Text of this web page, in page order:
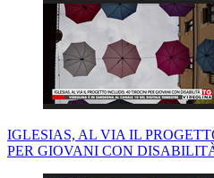
IGLESIAS, AL VIA IL
PER GIOVANI CON